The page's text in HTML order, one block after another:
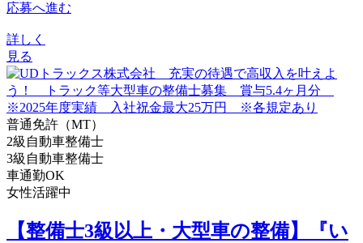
応募へ進む
詳しく
見る
普通免許（MT）
2級自動車整備士
3級自動車整備士
車通勤OK
女性活躍中
【整備士3級以上・大型車の整備】『い